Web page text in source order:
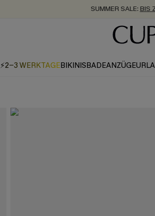
ZUM NEWSLETTER:BIS ZU
KOSTENLOSER
⚡2-3 WERKTAGEBIKINISBADEANZÜGE